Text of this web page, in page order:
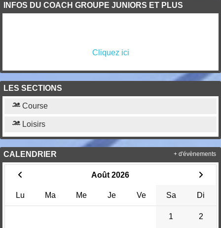
INFOS DU COACH GROUPE JUNIORS ET PLUS
Cliquez ici
LES SECTIONS
Course
Loisirs
CALENDRIER
Août 2026
Lu Ma Me Je Ve Sa Di
1 2
+ d'évènements